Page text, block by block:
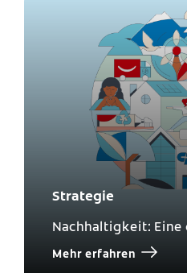
Strategie
Nachhaltigkeit:
Mehr erfahren